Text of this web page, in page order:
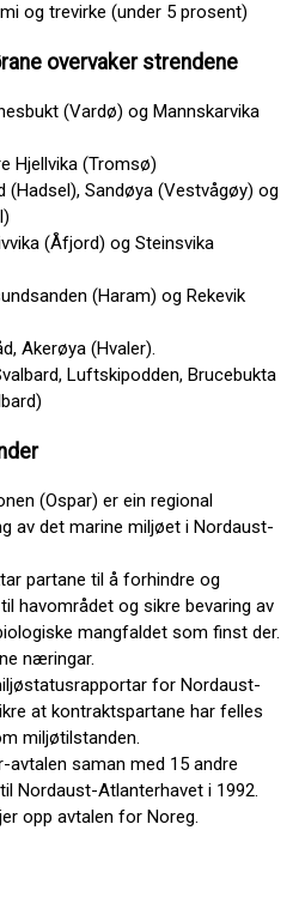
og trevirke (under 5 prosent)
overvaker strendene
(Vardø) og Mannskarvika
Hjellvika (Tromsø)
(Hadsel), Sandøya (Vestvågøy) og
(Åfjord) og Steinsvika
(Haram) og Rekevik
Akerøya (Hvaler).
Luftskipodden, Brucebukta
(Ospar) er ein regional
av det marine miljøet i Nordaust-
partane til å forhindre og
havområdet og sikre bevaring av
mangfaldet som finst der.
næringar.
for Nordaust-
at kontraktspartane har felles
miljøtilstanden.
avtalen saman med 15 andre
Nordaust-Atlanterhavet i 1992.
opp avtalen for Noreg.